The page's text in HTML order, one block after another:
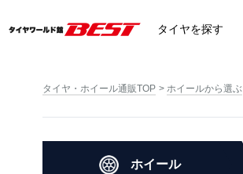
タイヤを探す
タイヤ・ホイール通販TOP ホイールから選ぶ
ホイール